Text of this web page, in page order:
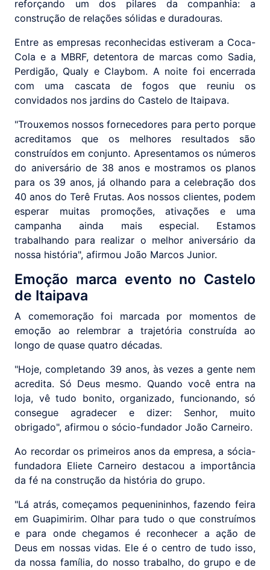
reforçando um dos pilares da companhia: a
construção de relações sólidas e duradouras.
Entre as empresas reconhecidas estiveram a Coca-
Cola e a MBRF, detentora de marcas como Sadia,
Perdigão, Qualy e Claybom. A noite foi encerrada
com uma cascata de fogos que reuniu os
convidados nos jardins do Castelo de Itaipava.
"Trouxemos nossos fornecedores para perto porque
acreditamos que os melhores resultados são
construídos em conjunto. Apresentamos os números
do aniversário de 38 anos e mostramos os planos
para os 39 anos, já olhando para a celebração dos
40 anos do Terê Frutas. Aos nossos clientes, podem
esperar muitas promoções, ativações e uma
campanha ainda mais especial. Estamos
trabalhando para realizar o melhor aniversário da
nossa história", afirmou João Marcos Junior.
Emoção marca evento no Castelo
de Itaipava
A comemoração foi marcada por momentos de
emoção ao relembrar a trajetória construída ao
longo de quase quatro décadas.
"Hoje, completando 39 anos, às vezes a gente nem
acredita. Só Deus mesmo. Quando você entra na
loja, vê tudo bonito, organizado, funcionando, só
consegue agradecer e dizer: Senhor, muito
obrigado", afirmou o sócio-fundador João Carneiro.
Ao recordar os primeiros anos da empresa, a sócia-
fundadora Eliete Carneiro destacou a importância
da fé na construção da história do grupo.
"Lá atrás, começamos pequenininhos, fazendo feira
em Guapimirim. Olhar para tudo o que construímos
e para onde chegamos é reconhecer a ação de
Deus em nossas vidas. Ele é o centro de tudo isso,
da nossa família, do nosso trabalho, do grupo e de